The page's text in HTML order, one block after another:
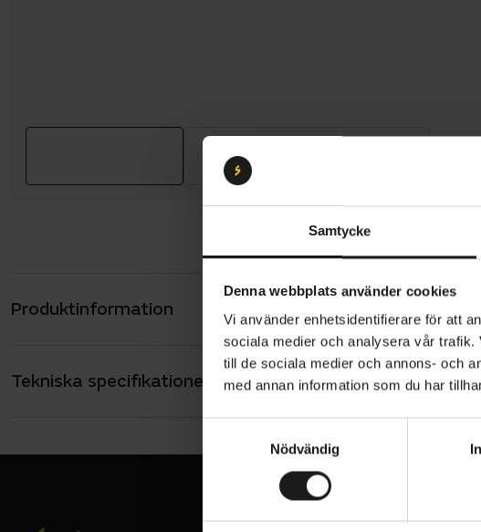
Samtycke
Denna webbplats använder cookies
Vi använder enhetsidentifierare för att
sociala medier och analysera vår trafik.
till de sociala medier och annons- och
med annan information som du har
Nödvändig
Produktinformation
Sweet Protection
utformade för att
Guards Pro Hard
ett överlappande
med förbättrad
optimal prestanda.
Tekniska specifikationer Allmänt